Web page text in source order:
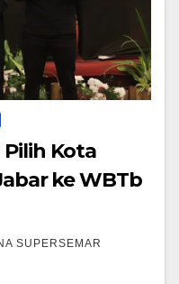
Kota
ke WBTb
SUPERSEMAR